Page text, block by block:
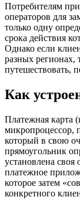
Потребителям
операторов для
только одну
срока действия
Однако если
разных регионах,
путешествовать,
Как
Платежная карта
микропроцессор,
который в свою
прямоугольник
установлена своя
платежное
которое затем
конкретного